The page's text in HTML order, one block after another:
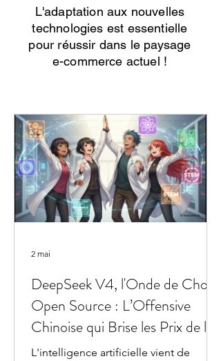
L'adaptation aux nouvelles
technologies est essentielle
pour réussir dans le paysage
e-commerce actuel !
DeepSeek V4, l'Onde de Choc
Open Source : L’Offensive
Chinoise qui Brise les Prix de l'IA
L'intelligence artificielle vient de
2 mai